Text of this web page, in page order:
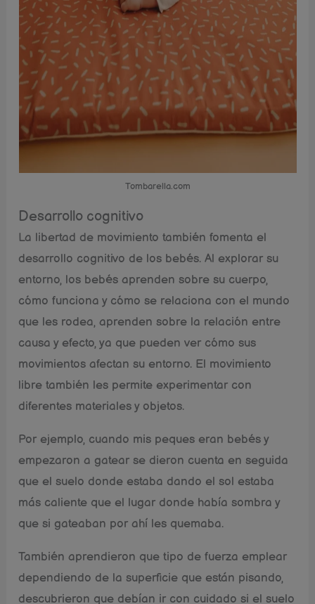
Tombarella.com
Desarrollo cognitivo
La libertad de movimiento también fomenta el
desarrollo cognitivo de los bebés. Al explorar su
entorno, los bebés aprenden sobre su cuerpo,
cómo funciona y cómo se relaciona con el mundo
que les rodea, aprenden sobre la relación entre
causa y efecto, ya que pueden ver cómo sus
movimientos afectan su entorno. El movimiento
libre también les permite experimentar con
diferentes materiales y objetos.
Por ejemplo, cuando mis peques eran bebés y
empezaron a gatear se dieron cuenta en seguida
que el suelo donde estaba dando el sol estaba
más caliente que el lugar donde había sombra y
que si gateaban por ahí les quemaba.
También aprendieron que tipo de fuerza emplear
dependiendo de la superficie que están pisando,
descubrieron que debían ir con cuidado si el suelo